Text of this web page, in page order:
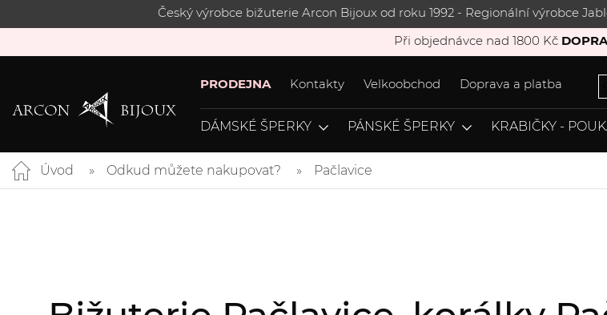
Český výrobce bižuterie Arcon Bijoux od roku 1992 - Regionální výrobce
Při objednávce nad 1800 Kč
PRODEJNA Kontakty Velkoobchod Doprava a platba
DÁMSKÉ ŠPERKY PÁNSKÉ ŠPERKY KRABIČKY -
Úvod Odkud můžete nakupovat? Pačlavice